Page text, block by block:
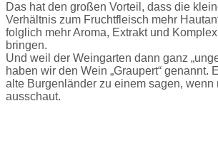
Das hat den großen Vorteil, dass die
Verhältnis zum Fruchtfleisch mehr
folglich mehr Aroma, Extrakt und
bringen.
Und weil der Weingarten dann ganz
haben wir den Wein „Graupert“ genannt.
alte Burgenländer zu einem sagen, wenn
ausschaut.